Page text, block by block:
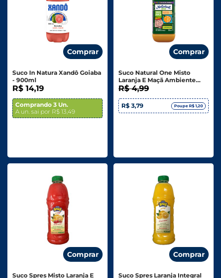
Comprar
Suco In Natura Xandô Goiaba
- 900ml
R$ 14,19
Comprando 3 Un.
A un. sai por R$ 13,49
Comprar
Suco Natural One Misto
Laranja E Maçã Ambiente
180ml
R$ 4,99
R$ 3,79 Poupe R$ 1,20
Comprar
Suco Spres Misto Laranja E
Comprar
Suco Spres Laranja Integral